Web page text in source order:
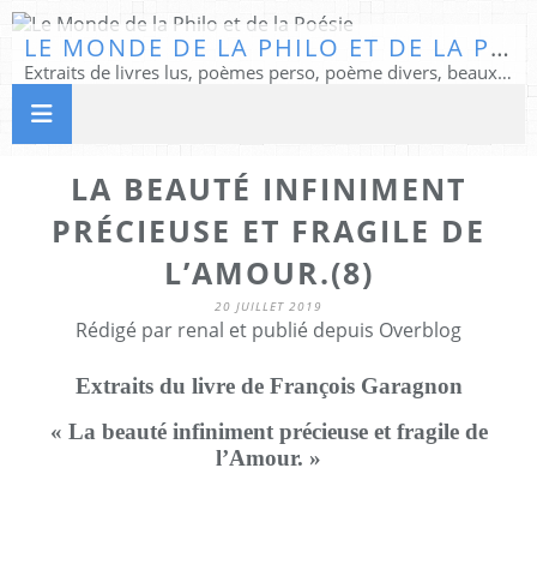
LE MONDE DE LA PHILO ET DE LA POÉSIE
Extraits de livres lus, poèmes perso, poème divers, beaux textes...
LA BEAUTÉ INFINIMENT
PRÉCIEUSE ET FRAGILE DE
L’AMOUR.(8)
20 JUILLET 2019
Rédigé par renal et publié depuis Overblog
Extraits du livre de François Garagnon
« La beauté infiniment précieuse et fragile de
l’Amour. »